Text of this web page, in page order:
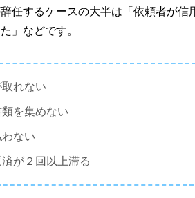
任するケースの大半は「依頼者が信
」などです。
れない
を集めない
ない
が２回以上滞る